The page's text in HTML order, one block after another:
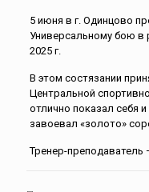
5 июня в г. Одинцово
Универсальному бою в
2025 г.
В этом состязании
Центральной
отлично показал себя
завоевал «золото»
Тренер-